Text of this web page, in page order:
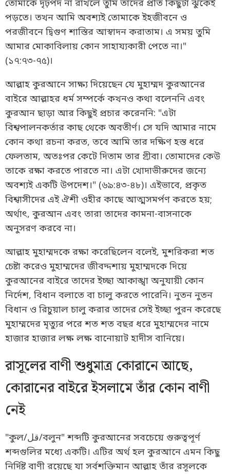
তোমাকে দৃঢ়পদ না রাখলে তুমি তাদের প্রতি কিছুটা ঝুঁকেই
পড়তে। তখন আমি অবশ্যই তোমাকে ইহজীবনে ও
পরজীবনে দ্বিগুণ শাস্তির আস্বাদন করাতাম। এ সময় তুমি
আমার মোকাবিলায় কোন সাহায্যকারী পেতে না।"
(১৭:৭৩-৭৫)।
আল্লাহ কুরআনে সাক্ষ্য দিয়েছেন যে মুহাম্মদ কুরআনের
বাইরে আল্লাহর ধর্ম সম্পর্কে কখনও কথা বলেননি এবং
কুরআন ছাড়া আর কিছুই প্রচার করেননি: "এটা
বিশ্বপালনকর্তার কাছ থেকে অবতীর্ণ। সে যদি আমার নামে
কোন কথা রচনা করত, তবে আমি তার দক্ষিণ হস্ত ধরে
ফেলতাম, অতঃপর কেটে দিতাম তার গ্রীবা। তোমাদের কেউ
তাকে রক্ষা করতে পারতে না। এটা খোদাভীরুদের জন্যে
অবশ্যই একটি উপদেশ।" (৬৯:৪৩-৪৮)। এইভাবে, প্রকৃত
বিশ্বাসীদের এই ঐশী ওহীর কাছে আত্মসমর্পণ করতে হয়;
অর্থাৎ, কুরআন এবং তারা তাদের কামনা-বাসনাকে
অনুসরণ করবে না।
আল্লাহ মুহাম্মদকে রক্ষা করেছিলেন বলেই, মুশরিকরা শত
চেষ্টা করেও মুহাম্মদের জীবদ্দশায় মুহাম্মদকে দিয়ে
কুরআনের বাইরে তাদের ইচ্ছা আকাঙ্খা অনুযায়ী কোন
নির্দেশ, বিধান বলাতে বা চালু করতে পারেনি। নুতন নুতন
বিধান ও রিচুয়াল চালু করার তাদের সেই ইচ্ছা পুরন করেছে
মুহাম্মদের মৃত্যুর পরে শত শত বছর ধরে মুহাম্মদের নামে
হাজার হাজার লক্ষ লক্ষ বানোয়াট হাদীস বানিয়ে।
রাসূলের বাণী শুধুমাত্র কোরানে আছে,
কোরানের বাইরে ইসলামে তাঁর কোন বাণী
নেই
"কুল/قل/বলুন" শব্দটি কুরআনের সবচেয়ে গুরুত্বপূর্ণ
শব্দগুলির মধ্যে একটি। এটির অর্থ হল কুরআনে এমন কিছু
নির্দিষ্ট বাণী রয়েছে যা সর্বশক্তিমান আল্লাহ তাঁর রসূলকে